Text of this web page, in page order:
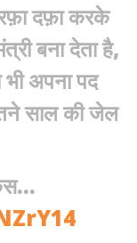
दफ़ा करके
बना देता है,
भी अपना पद
साल की जेल